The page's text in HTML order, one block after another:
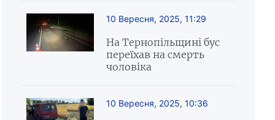
10 Вересня, 2025, 11:29
На Тернопільщині бус
переїхав на смерть
чоловіка
10 Вересня, 2025, 10:36